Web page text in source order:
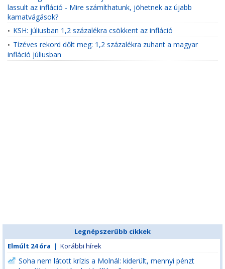
lassult az infláció - Mire számíthatunk, jöhetnek az újabb
kamatvágások?
• KSH: júliusban 1,2 százalékra csökkent az infláció
• Tízéves rekord dőlt meg: 1,2 százalékra zuhant a magyar
infláció júliusban
Legnépszerűbb cikkek
Elmúlt 24 óra | Korábbi hírek
Soha nem látott krízis a Molnál: kiderült, mennyi pénzt